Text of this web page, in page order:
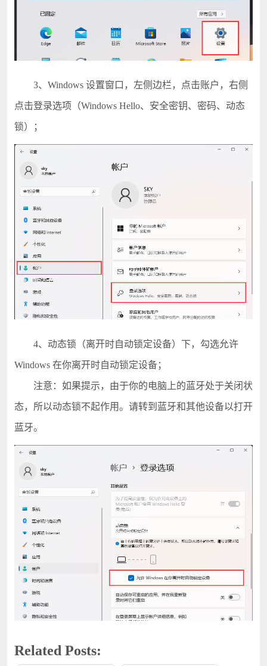
3、Windows 设置窗口，左侧边栏，点击账户，右侧
点击登录选项（Windows Hello、安全密钥、密码、动态
锁）；
4、动态锁（离开时自动锁定设备）下，勾选允许
Windows 在你离开时自动锁定设备；
注意：如果提示，由于你的电脑上的蓝牙处于关闭状
态，所以动态锁不起作用。请转到蓝牙和其他设备以打开
蓝牙。
Related Posts: